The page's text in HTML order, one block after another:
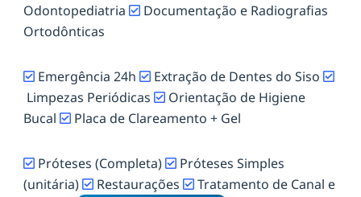
Odontopediatria
Documentação e Radiografias
Ortodônticas
Emergência 24h
Extração de Dentes do Siso
Limpezas Periódicas
Orientação de Higiene
Bucal
Placa de Clareamento + Gel
Próteses (Completa)
Próteses Simples
(unitária)
Restaurações Tratamento de Canal e